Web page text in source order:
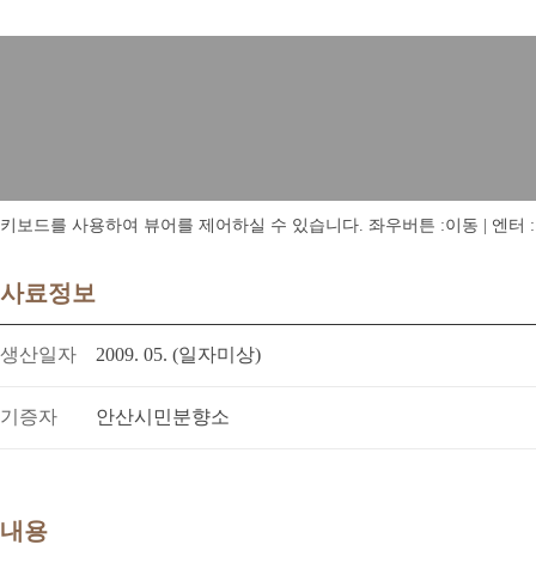
키보드를 사용하여 뷰어를 제어하실 수 있습니다. 좌우버튼 :이동 | 엔터
사료정보
생산일자 2009. 05. (일자미상)
기증자 안산시민분향소
내용